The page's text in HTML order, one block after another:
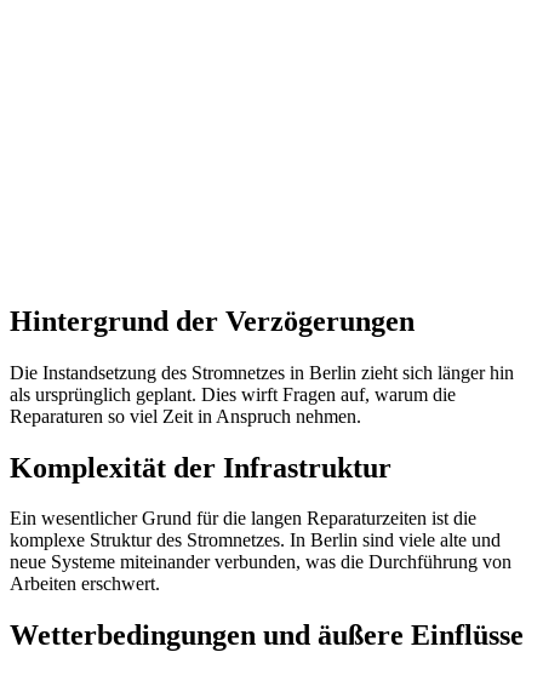
Hintergrund der Verzögerungen
Die Instandsetzung des Stromnetzes in Berlin zieht sich länger hin
als ursprünglich geplant. Dies wirft Fragen auf, warum die
Reparaturen so viel Zeit in Anspruch nehmen.
Komplexität der Infrastruktur
Ein wesentlicher Grund für die langen Reparaturzeiten ist die
komplexe Struktur des Stromnetzes. In Berlin sind viele alte und
neue Systeme miteinander verbunden, was die Durchführung von
Arbeiten erschwert.
Wetterbedingungen und äußere Einflüsse